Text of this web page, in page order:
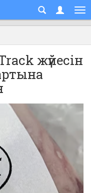
жүйесін